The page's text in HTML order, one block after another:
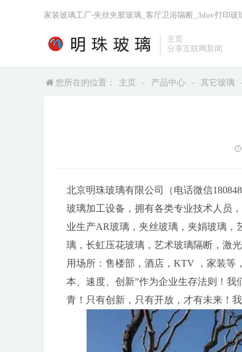
主页
分享互联网新闻
家装玻璃工厂-夹丝夹胶玻璃_客厅卫浴隔断_3duv打印
您所在的位置： 主页 - 产品中心 - 其它玻璃
北京明珠玻璃有限公司（电话微信
玻璃加工设备，拥有各类专业技术人员
业生产AR玻璃，夹丝玻璃，夹娟玻璃
璃，长虹压花玻璃，艺术玻璃隔断，激
用场所：售楼部，酒店，KTV ，家装等
本、速度、创新”作为企业生存法则！
青！只有创新，只有开放，才有未来！